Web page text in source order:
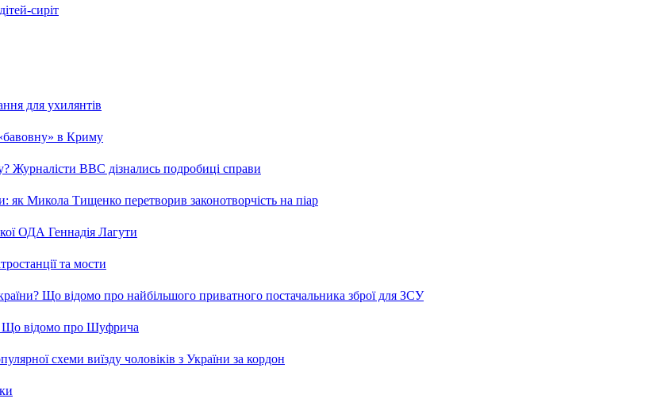
сиріт
для ухилянтів
в Криму
Журналісти ВВС дізнались подробиці справи
як Микола Тищенко перетворив законотворчість на піар
ОДА Геннадія Лагути
та мости
Що відомо про найбільшого приватного постачальника зброї для ЗСУ
Що відомо про Шуфрича
схеми виїзду чоловіків з України за кордон